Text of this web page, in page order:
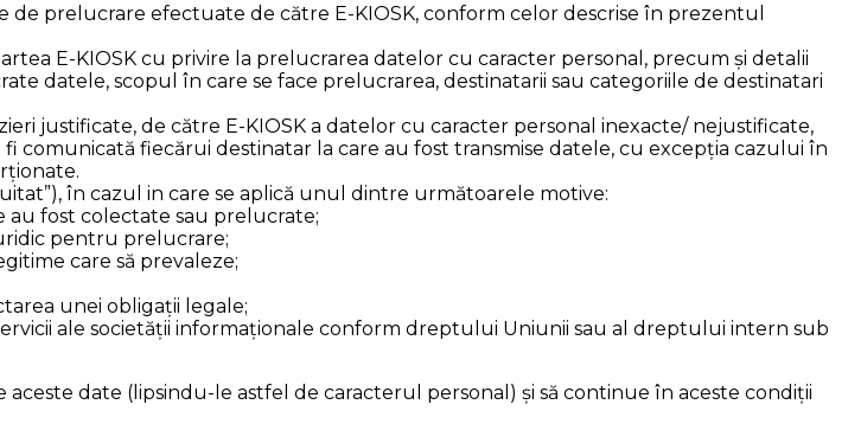
prelucrare efectuate de către E-KIOSK, conform celor descrise în prezentul
E-KIOSK cu privire la prelucrarea datelor cu caracter personal, precum și detalii
datele, scopul în care se face prelucrarea, destinatarii sau categoriile de destinatari
justificate, de către E-KIOSK a datelor cu caracter personal inexacte/ nejustificate,
fiecărui destinatar la care au fost transmise datele, cu excepția cazului în
în cazul in care se aplică unul dintre următoarele motive:
fost colectate sau prelucrate;
pentru prelucrare;
care să prevaleze;
unei obligații legale;
ale societății informaționale conform dreptului Uniunii sau al dreptului intern sub
aceste date (lipsindu-le astfel de caracterul personal) și să continue în aceste condiții